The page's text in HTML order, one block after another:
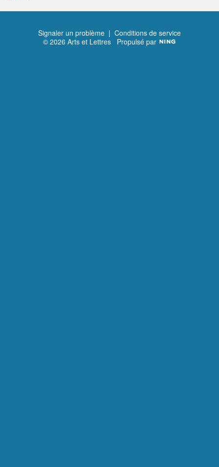
Signaler un problème | Conditions de service
© 2026 Arts et Lettres Propulsé par